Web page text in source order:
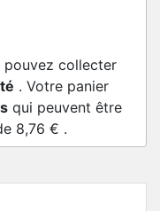
pouvez collecter
. Votre panier
qui peuvent être
8,76 € .